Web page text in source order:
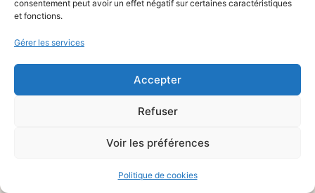
consentement peut avoir un effet négatif sur certaines caractéristiques
et fonctions.
Gérer les services
Accepter
Refuser
Voir les préférences
Politique de cookies